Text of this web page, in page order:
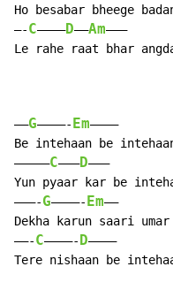
Ho besabar bheege
—-C———–D—–Am——–
Le rahe raat bhar
—–G————- Em———–
Be intehaan be
————–C——–D———
Yun pyaar kar be
———-G————- Em——
Dekha karun saari umar
——-C————- D———–
Tere nishaan be